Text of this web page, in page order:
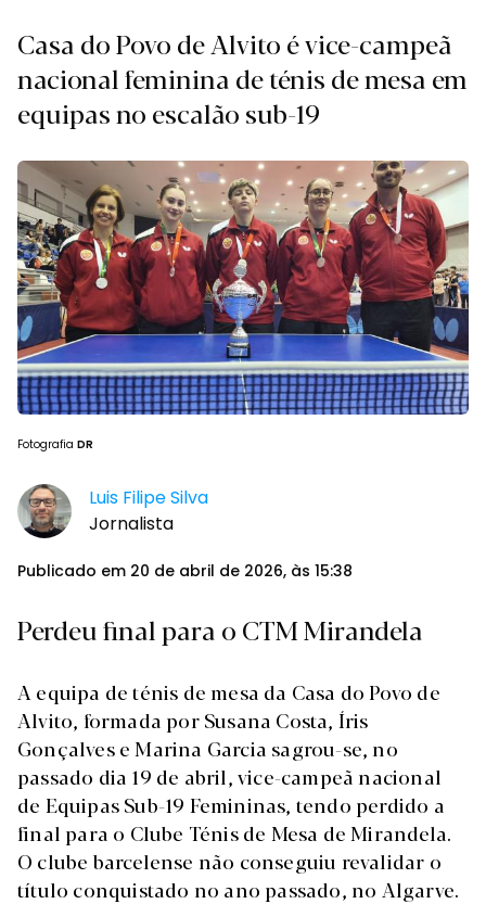
Casa do Povo de Alvito é vice-campeã
nacional feminina de ténis de mesa em
equipas no escalão sub-19
Fotografia DR
Luis Filipe Silva
Jornalista
Publicado em 20 de abril de 2026, às 15:38
Perdeu final para o CTM Mirandela
A equipa de ténis de mesa da Casa do Povo de
Alvito, formada por Susana Costa, Íris
Gonçalves e Marina Garcia sagrou-se, no
passado dia 19 de abril, vice-campeã nacional
de Equipas Sub-19 Femininas, tendo perdido a
final para o Clube Ténis de Mesa de Mirandela.
O clube barcelense não conseguiu revalidar o
título conquistado no ano passado, no Algarve.